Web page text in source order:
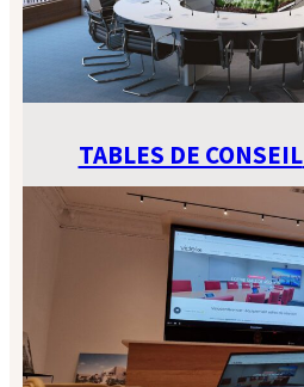
TABLES DE CONSEIL